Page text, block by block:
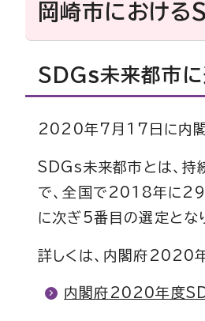
岡崎市における
SDGs未来都市に
2020年7月17日に内閣
SDGs未来都市とは、持
で、全国で2018年に29
に次ぎ5番目の選定とな
詳しくは、内閣府2020
内閣府2020年度